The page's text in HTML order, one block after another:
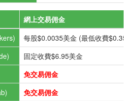
網上交易佣金
每股$0.0035美金 (最低收費$0.35
固定收費$6.95美金
免交易佣金
免交易佣金